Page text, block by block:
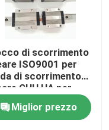
di scorrimento
ISO9001 per
di scorrimento
GHH HA per
pesanti
Miglior prezzo